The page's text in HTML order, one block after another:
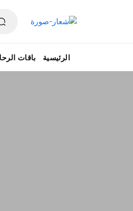
الرئيسية باقات